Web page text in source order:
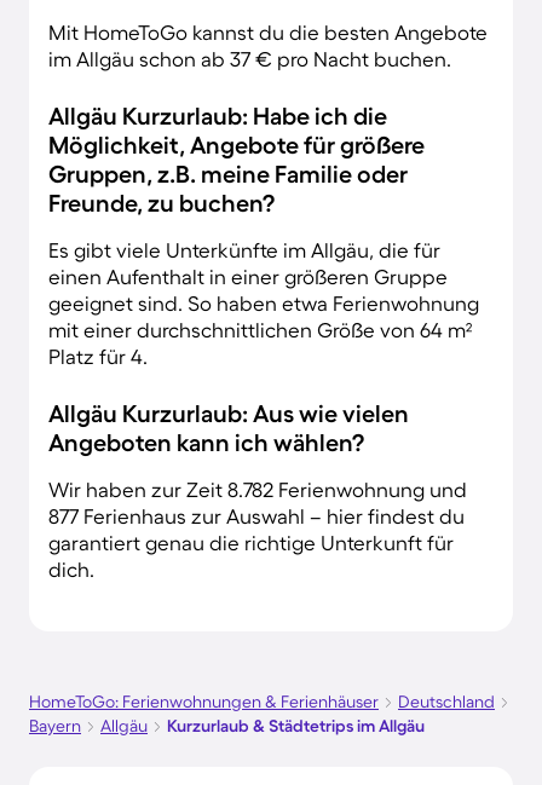
Mit HomeToGo kannst du die besten Angebote
im Allgäu schon ab 37 € pro Nacht buchen.
Allgäu Kurzurlaub: Habe ich die
Möglichkeit, Angebote für größere
Gruppen, z.B. meine Familie oder
Freunde, zu buchen?
Es gibt viele Unterkünfte im Allgäu, die für
einen Aufenthalt in einer größeren Gruppe
geeignet sind. So haben etwa Ferienwohnung
mit einer durchschnittlichen Größe von 64 m²
Platz für 4.
Allgäu Kurzurlaub: Aus wie vielen
Angeboten kann ich wählen?
Wir haben zur Zeit 8.782 Ferienwohnung und
877 Ferienhaus zur Auswahl – hier findest du
garantiert genau die richtige Unterkunft für
dich.
HomeToGo: Ferienwohnungen & Ferienhäuser
Deutschland
Bayern
Allgäu Kurzurlaub & Städtetrips im Allgäu